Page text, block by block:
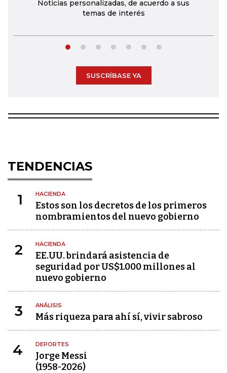
Noticias personalizadas, de acuerdo a sus
temas de interés
SUSCRÍBASE YA
TENDENCIAS
1 HACIENDA
Estos son los decretos de los primeros
nombramientos del nuevo gobierno
2 HACIENDA
EE.UU. brindará asistencia de
seguridad por US$1.000 millones al
nuevo gobierno
3 ANÁLISIS
Más riqueza para ahí sí, vivir sabroso
4 DEPORTES
Jorge Messi
(1958-2026)